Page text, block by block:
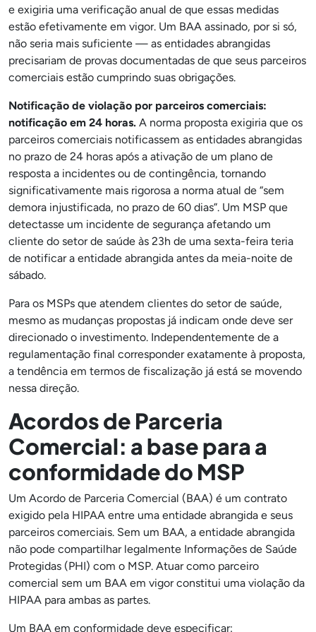
e exigiria uma verificação anual de que essas medidas
estão efetivamente em vigor. Um BAA assinado, por si só,
não seria mais suficiente — as entidades abrangidas
precisariam de provas documentadas de que seus parceiros
comerciais estão cumprindo suas obrigações.
Notificação de violação por parceiros comerciais:
notificação em 24 horas. A norma proposta exigiria que os
parceiros comerciais notificassem as entidades abrangidas
no prazo de 24 horas após a ativação de um plano de
resposta a incidentes ou de contingência, tornando
significativamente mais rigorosa a norma atual de “sem
demora injustificada, no prazo de 60 dias”. Um MSP que
detectasse um incidente de segurança afetando um
cliente do setor de saúde às 23h de uma sexta-feira teria
de notificar a entidade abrangida antes da meia-noite de
sábado.
Para os MSPs que atendem clientes do setor de saúde,
mesmo as mudanças propostas já indicam onde deve ser
direcionado o investimento. Independentemente de a
regulamentação final corresponder exatamente à proposta,
a tendência em termos de fiscalização já está se movendo
nessa direção.
Acordos de Parceria
Comercial: a base para a
conformidade do MSP
Um Acordo de Parceria Comercial (BAA) é um contrato
exigido pela HIPAA entre uma entidade abrangida e seus
parceiros comerciais. Sem um BAA, a entidade abrangida
não pode compartilhar legalmente Informações de Saúde
Protegidas (PHI) com o MSP. Atuar como parceiro
comercial sem um BAA em vigor constitui uma violação da
HIPAA para ambas as partes.
Um BAA em conformidade deve especificar: